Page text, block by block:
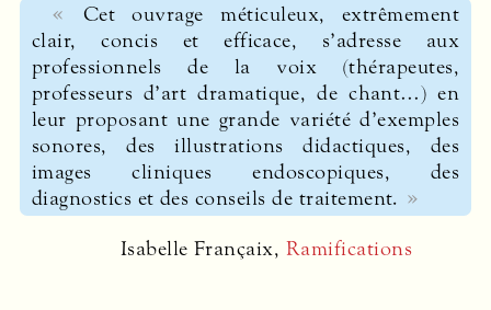
Cet ouvrage méticuleux, extrêmement
clair, concis et efficace, s’adresse aux
professionnels de la voix (thérapeutes,
professeurs d’art dramatique, de chant…) en
leur proposant une grande variété d’exemples
sonores, des illustrations didactiques, des
images cliniques endoscopiques, des
diagnostics et des conseils de traitement.
Isabelle Françaix, Ramifications